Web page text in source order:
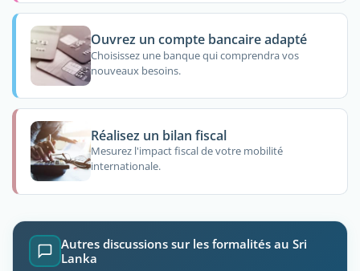
Ouvrez un compte bancaire adapté
Choisissez une banque qui comprendra vos
nouveaux besoins.
Réalisez un bilan fiscal
Mesurez l'impact fiscal de votre mobilité
internationale.
Autres discussions sur les formalités au Sri
Lanka